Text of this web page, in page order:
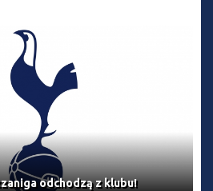
odchodzą z klubu!